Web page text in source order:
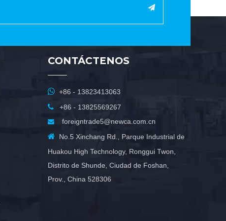
CONTÁCTENOS
 +86 - 13823413063
 +86 - 13825569267

foreigntrade5@newca.com.cn
 No.5 Xinchang Rd., Parque Industrial de
Huakou High Technology, Ronggui Twon,
Distrito de Shunde, Ciudad de Foshan,
Prov., China 528306